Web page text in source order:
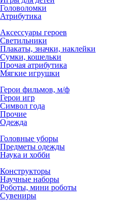
Головоломки
Атрибутика
Аксессуары героев
Светильники
Плакаты, значки, наклейки
Сумки, кошельки
Прочая атрибутика
Мягкие игрушки
Герои фильмов, м/ф
Герои игр
Символ года
Прочие
Одежда
Головные уборы
Предметы одежды
Наука и хобби
Конструкторы
Научные наборы
Роботы, мини роботы
Сувениры